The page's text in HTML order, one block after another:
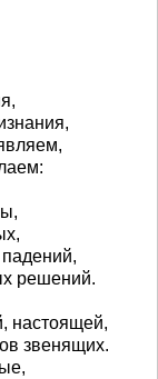
решений.
настоящей,
звенящих.